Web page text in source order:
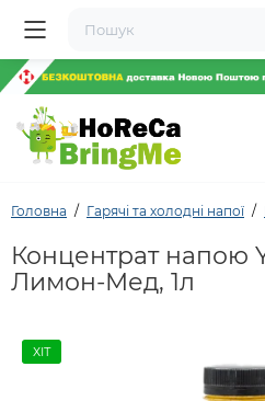
Головна Гарячі та холодні напої
Концентрат напою
Лимон-Мед, 1л
ХІТ